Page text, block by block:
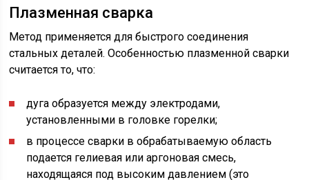
Плазменная сварка
Метод применяется для быстрого соединения
стальных деталей. Особенностью плазменной сварки
считается то, что:
дуга образуется между электродами,
установленными в головке горелки;
в процессе сварки в обрабатываемую область
подается гелиевая или аргоновая смесь,
находящаяся под высоким давлением (это